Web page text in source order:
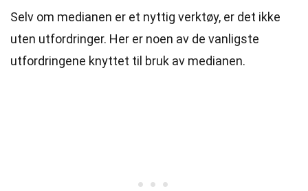
Selv om medianen er et nyttig verktøy, er det ikke
uten utfordringer. Her er noen av de vanligste
utfordringene knyttet til bruk av medianen.